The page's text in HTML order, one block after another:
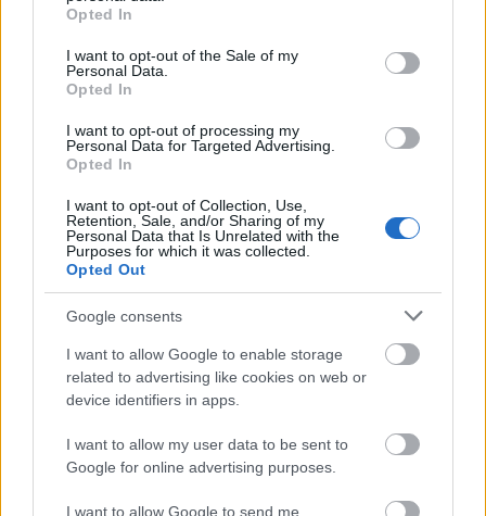
use your data for below specified purposes in below Google
consent section.
Opted In
I want to opt-out of the Sale of my
Personal Data.
Opted In
I want to opt-out of processing my
Personal Data for Targeted Advertising.
Opted In
I want to opt-out of Collection, Use,
Retention, Sale, and/or Sharing of my
Personal Data that Is Unrelated with the
Purposes for which it was collected.
Opted Out
Google consents
I want to allow Google to enable storage
related to advertising like cookies on web or
device identifiers in apps.
I want to allow my user data to be sent to
Google for online advertising purposes.
I want to allow Google to send me
Μάθε πρώτος όλες τις σημαντικές
ειδήσεις.
Βάλε το proson.gr στα αποτελέσματα
αναζήτησης της Google
Δημοφιλείς Ειδήσεις
Ανοικτές 1.779 θέσεις εργασίας στο
Δημόσιο (χωρίς πτυχίο)
ΥΠΕΣ: Προγραμματισμός προσλήψεων
2027 - Παρατείνεται το Β' Στάδιο